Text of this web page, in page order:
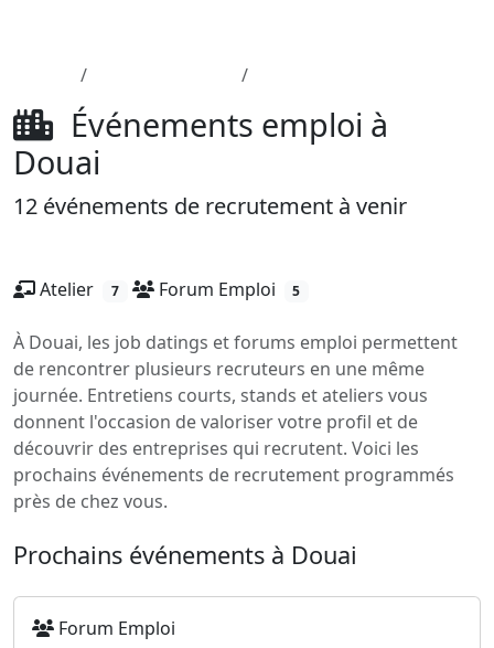
Événements emploi à
Douai
12 événements de recrutement à venir
Atelier 7 Forum Emploi 5
À Douai, les job datings et forums emploi permettent
de rencontrer plusieurs recruteurs en une même
journée. Entretiens courts, stands et ateliers vous
donnent l'occasion de valoriser votre profil et de
découvrir des entreprises qui recrutent. Voici les
prochains événements de recrutement programmés
près de chez vous.
Prochains événements à Douai
Forum Emploi